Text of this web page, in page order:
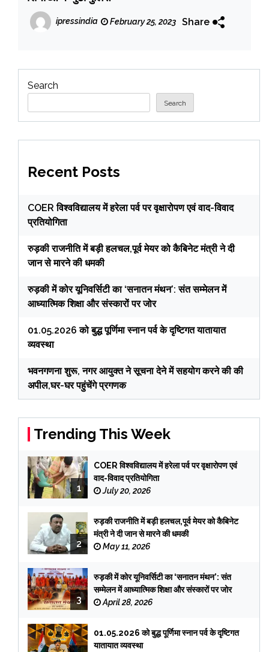
ipressindia February 25, 2023 Share
Search
Search
Recent Posts
COER विश्वविद्यालय में हरेला पर्व पर वृक्षारोपण एवं वाद-विवाद
प्रतियोगिता
रुड़की राजनीति में बड़ी हलचल,पूर्व मेयर को कैबिनेट मंत्री ने दी
जान से मारने की धमकी
रुड़की में कोर यूनिवर्सिटी का ‘सनातन मंथन’: संत सम्मेलन में
आध्यात्मिक शिक्षा और संस्कारों पर जोर
01.05.2026 को बुद्ध पूर्णिमा स्नान पर्व के दृष्टिगत यातायात
व्यवस्था
भवनगणना शुरू, नगर आयुक्त ने सूचना देने में सहयोग करने की की
अपील,घर-घर पहुंचेंगे प्रगणक
Trending This Week
1
COER विश्वविद्यालय में हरेला पर्व पर वृक्षारोपण एवं
वाद-विवाद प्रतियोगिता
July 20, 2026
2
रुड़की राजनीति में बड़ी हलचल,पूर्व मेयर को कैबिनेट
मंत्री ने दी जान से मारने की धमकी
May 11, 2026
3
रुड़की में कोर यूनिवर्सिटी का ‘सनातन मंथन’: संत
सम्मेलन में आध्यात्मिक शिक्षा और संस्कारों पर जोर
April 28, 2026
01.05.2026 को बुद्ध पूर्णिमा स्नान पर्व के दृष्टिगत
यातायात व्यवस्था